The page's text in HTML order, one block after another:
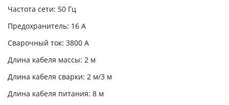
Частота сети: 50 Гц
Предохранитель: 16 А
Сварочный ток: 3800 A
Длина кабеля массы: 2 м
Длина кабеля сварки: 2 м/3 м
Длина кабеля питания: 8 м